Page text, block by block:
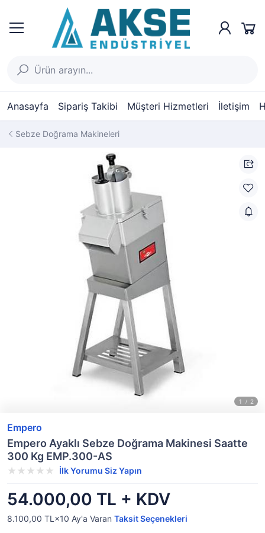
Anasayfa Sipariş Takibi Müşteri Hizmetleri İletişim
Sebze Doğrama Makineleri
Empero
Empero Ayaklı Sebze Doğrama Makinesi Saatte
300 Kg EMP.300-AS
İlk Yorumu Siz Yapın
54.000,00 TL + KDV
8.100,00 TL×10 Ay'a Varan Taksit Seçenekleri